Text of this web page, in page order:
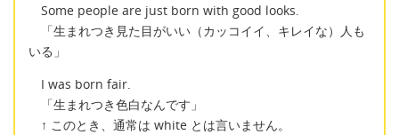
Some people are just born with good looks.
「生まれつき見た目がいい（カッコイイ、キレイな）人も
いる」
I was born fair.
「生まれつき色白なんです」
↑ このとき、通常は white とは言いません。